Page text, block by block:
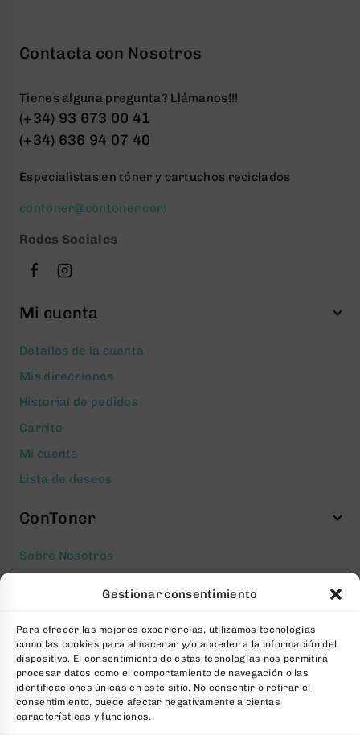
Gestionar consentimiento
Para ofrecer las mejores experiencias, utilizamos tecnologías
como las cookies para almacenar y/o acceder a la información del
dispositivo. El consentimiento de estas tecnologías nos permitirá
procesar datos como el comportamiento de navegación o las
identificaciones únicas en este sitio. No consentir o retirar el
consentimiento, puede afectar negativamente a ciertas
características y funciones.
Contacta con Nosotros
Tienes alguna pregunta? Llámanos!!!
(+34) 93 673 00 41
(+34) 636 94 07 40
Especialistas en tóner y cartuchos reciclados
contoner@contoner.com
Redes Sociales
Mi cuenta
Detalles de la cuenta
Mis direcciones
Historial de pedidos
Carrito
Mi cuenta
Lista de deseos
ConToner
Sobre Nosotros
Política de cookies
Condiciones generales Contratación
Contacto
FAQs